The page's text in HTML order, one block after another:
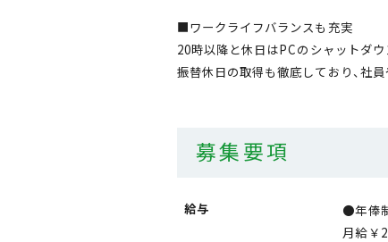
■ワークライフバランスも充実
20時以降と休日はPCのシャットダウ
振替休日の取得も徹底しており、社
募集要項
給与
●
月給￥